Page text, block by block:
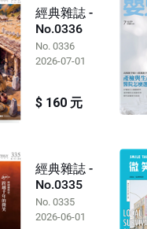
經典雜誌 -
No.0336
No. 0336
2026-07-01
$ 160 元
經典雜誌 -
No.0335
No. 0335
2026-06-01